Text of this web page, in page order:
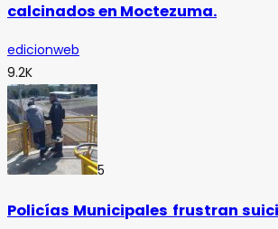
calcinados en Moctezuma.
edicionweb
9.2K
5
Policías Municipales frustran